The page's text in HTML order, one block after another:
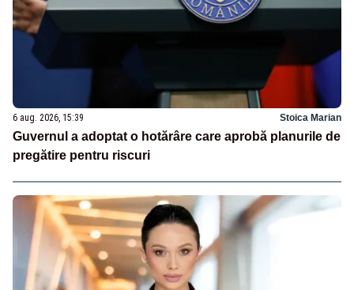
6 aug. 2026, 15:39 Stoica Marian
Guvernul a adoptat o hotărâre care aprobă planurile de
pregătire pentru riscuri